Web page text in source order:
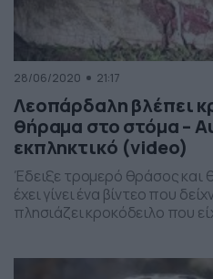
28/06/2020 21:17
Λεοπάρδαλη βλέπει
θήραμα στο στόμα –
εκπληκτικό (video)
Έδειξε τρομερό θράσος και
έχει γίνει ένα βίντεο που
πλησιάζει κροκόδειλο που
και στο βίντεο, η